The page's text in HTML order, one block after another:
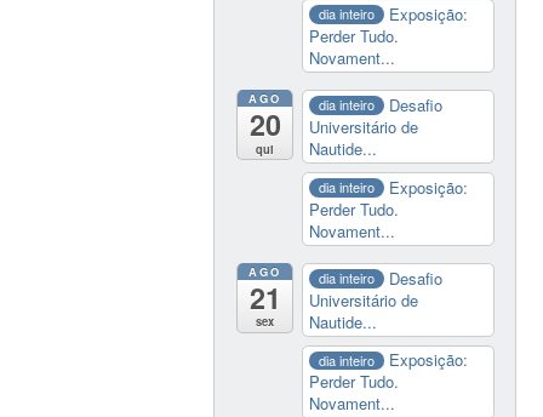
dia inteiro
Exposição:
Perder Tudo.
Novament...
AGO
20
qui
dia inteiro
Desafio
Universitário de
Nautide...
dia inteiro
Exposição:
Perder Tudo.
Novament...
AGO
21
sex
dia inteiro
Desafio
Universitário de
Nautide...
dia inteiro
Exposição:
Perder Tudo.
Novament...